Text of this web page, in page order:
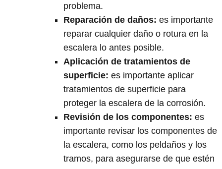
problema.
Reparación de daños: es importante
reparar cualquier daño o rotura en la
escalera lo antes posible.
Aplicación de tratamientos de
superficie: es importante aplicar
tratamientos de superficie para
proteger la escalera de la corrosión.
Revisión de los componentes: es
importante revisar los componentes de
la escalera, como los peldaños y los
tramos, para asegurarse de que estén